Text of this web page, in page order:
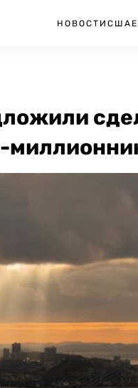
НОВОСТИ США